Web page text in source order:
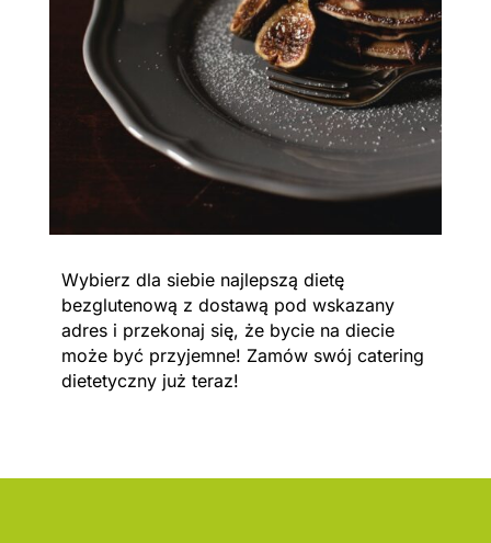
Wybierz dla siebie najlepszą dietę
bezglutenową z dostawą pod wskazany
adres i przekonaj się, że bycie na diecie
może być przyjemne! Zamów swój catering
dietetyczny już teraz!